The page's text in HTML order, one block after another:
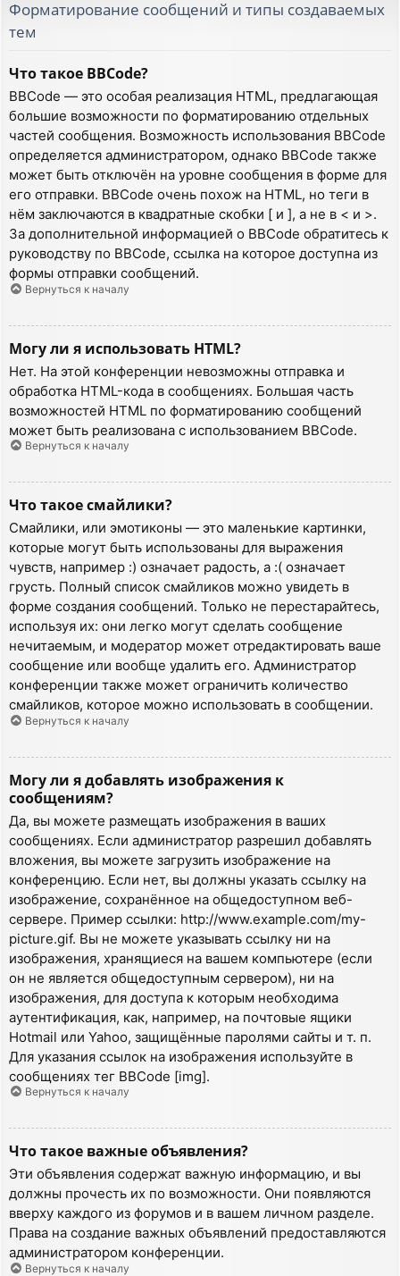
Форматирование сообщений и типы создаваемых
тем
Что такое BBCode?
BBCode — это особая реализация HTML, предлагающая
большие возможности по форматированию отдельных
частей сообщения. Возможность использования BBCode
определяется администратором, однако BBCode также
может быть отключён на уровне сообщения в форме для
его отправки. BBCode очень похож на HTML, но теги в
нём заключаются в квадратные скобки [ и ], а не в < и >.
За дополнительной информацией о BBCode обратитесь к
руководству по BBCode, ссылка на которое доступна из
формы отправки сообщений.
Вернуться к началу
Могу ли я использовать HTML?
Нет. На этой конференции невозможны отправка и
обработка HTML-кода в сообщениях. Большая часть
возможностей HTML по форматированию сообщений
может быть реализована с использованием BBCode.
Вернуться к началу
Что такое смайлики?
Смайлики, или эмотиконы — это маленькие картинки,
которые могут быть использованы для выражения
чувств, например :) означает радость, а :( означает
грусть. Полный список смайликов можно увидеть в
форме создания сообщений. Только не перестарайтесь,
используя их: они легко могут сделать сообщение
нечитаемым, и модератор может отредактировать ваше
сообщение или вообще удалить его. Администратор
конференции также может ограничить количество
смайликов, которое можно использовать в сообщении.
Вернуться к началу
Могу ли я добавлять изображения к
сообщениям?
Да, вы можете размещать изображения в ваших
сообщениях. Если администратор разрешил добавлять
вложения, вы можете загрузить изображение на
конференцию. Если нет, вы должны указать ссылку на
изображение, сохранённое на общедоступном веб-
сервере. Пример ссылки: http://www.example.com/my-
picture.gif. Вы не можете указывать ссылку ни на
изображения, хранящиеся на вашем компьютере (если
он не является общедоступным сервером), ни на
изображения, для доступа к которым необходима
аутентификация, как, например, на почтовые ящики
Hotmail или Yahoo, защищённые паролями сайты и т. п.
Для указания ссылок на изображения используйте в
сообщениях тег BBCode [img].
Вернуться к началу
Что такое важные объявления?
Эти объявления содержат важную информацию, и вы
должны прочесть их по возможности. Они появляются
вверху каждого из форумов и в вашем личном разделе.
Права на создание важных объявлений предоставляются
администратором конференции.
Вернуться к началу